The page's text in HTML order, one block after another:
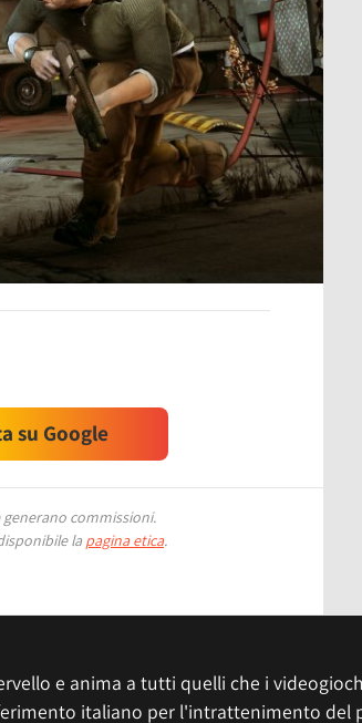
su Google
commissioni.
la pagina etica.
e anima a tutti quelli che i
italiano per l'intrattenimento del